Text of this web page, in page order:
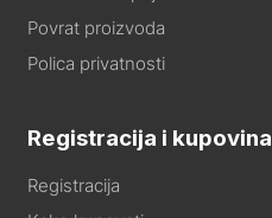
Povrat proizvoda
Polica privatnosti
Registracija i kupovina
Registracija